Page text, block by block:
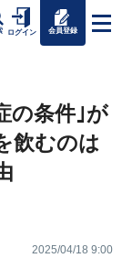
ログイン 会員登録
の条件｣が
飲むのは
2025/04/18 9:00